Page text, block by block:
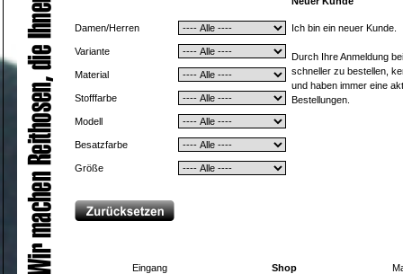
Damen/Herren
Variante
Material
Stofffarbe
Modell
Besatzfarbe
Größe
Ich bin ein neuer Kunde.
Durch Ihre Anmeldung
schneller zu bestellen,
und haben immer eine
Bestellungen.
Eingang Shop